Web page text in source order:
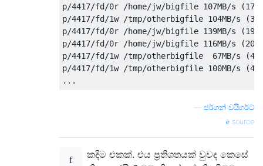
p/4417/fd/0r /home/jw/bigfile 107MB/s
p/4417/fd/1w /tmp/otherbigfile 104MB/s
p/4417/fd/0r /home/jw/bigfile 139MB/s
p/4417/fd/0r /home/jw/bigfile 116MB/s
p/4417/fd/1w /tmp/otherbigfile  67MB/s
p/4417/fd/1w /tmp/otherbigfile 100MB/s
ජර්ගන් වයිගර්ට්
source
කදිම එකක්. එය ප්‍රතිශතයක් වුවද කෙසේ